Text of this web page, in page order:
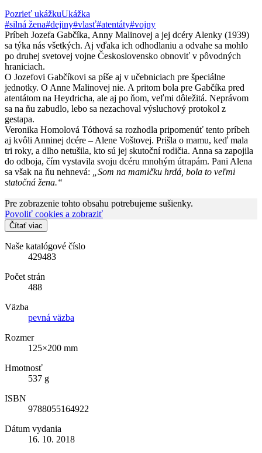
Pozrieť ukážkuUkážka
#silná žena#dejiny#vlasť#atentáty#vojny
Príbeh Jozefa Gabčíka, Anny Malinovej a jej dcéry Alenky (1939)
sa týka nás všetkých. Aj vďaka ich odhodlaniu a odvahe sa mohlo
po druhej svetovej vojne Československo obnoviť v pôvodných
hraniciach.
O Jozefovi Gabčíkovi sa píše aj v učebniciach pre špeciálne
jednotky. O Anne Malinovej nie. A pritom bola pre Gabčíka pred
atentátom na Heydricha, ale aj po ňom, veľmi dôležitá. Neprávom
sa na ňu zabudlo, lebo sa nezachoval výsluchový protokol z
gestapa.
Veronika Homolová Tóthová sa rozhodla pripomenúť tento príbeh
aj kvôli Anninej dcére – Alene Voštovej. Prišla o mamu, keď mala
tri roky, a dlho netušila, kto sú jej skutoční rodičia. Anna sa zapojila
do odboja, čím vystavila svoju dcéru mnohým útrapám. Pani Alena
sa však na ňu nehnevá:
„Som na mamičku hrdá, bola to veľmi
statočná žena.“
Pre zobrazenie tohto obsahu potrebujeme sušienky.
Povoliť cookies a zobraziť
Čítať viac
Naše katalógové číslo
429483
Počet strán
488
Väzba
pevná väzba
Rozmer
125×200 mm
Hmotnosť
537 g
ISBN
9788055164922
Dátum vydania
16. 10. 2018